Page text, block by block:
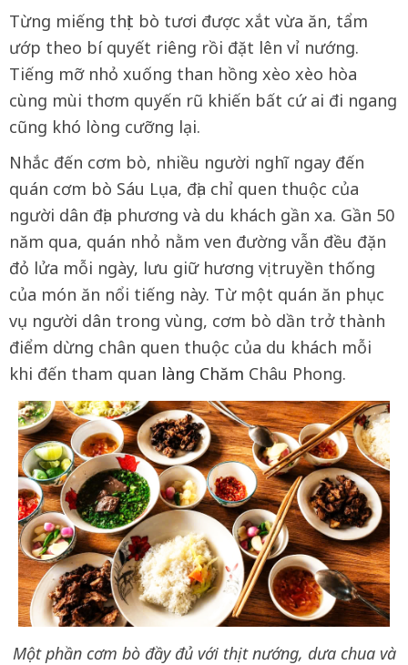
Từng miếng thịt bò tươi được xắt vừa ăn, tẩm
ướp theo bí quyết riêng rồi đặt lên vỉ nướng.
Tiếng mỡ nhỏ xuống than hồng xèo xèo hòa
cùng mùi thơm quyến rũ khiến bất cứ ai đi ngang
cũng khó lòng cưỡng lại.
Nhắc đến cơm bò, nhiều người nghĩ ngay đến
quán cơm bò Sáu Lụa, địa chỉ quen thuộc của
người dân địa phương và du khách gần xa. Gần 50
năm qua, quán nhỏ nằm ven đường vẫn đều đặn
đỏ lửa mỗi ngày, lưu giữ hương vị truyền thống
của món ăn nổi tiếng này. Từ một quán ăn phục
vụ người dân trong vùng, cơm bò dần trở thành
điểm dừng chân quen thuộc của du khách mỗi
khi đến tham quan làng Chăm Châu Phong.
Một phần cơm bò đầy đủ với thịt nướng, dưa chua và